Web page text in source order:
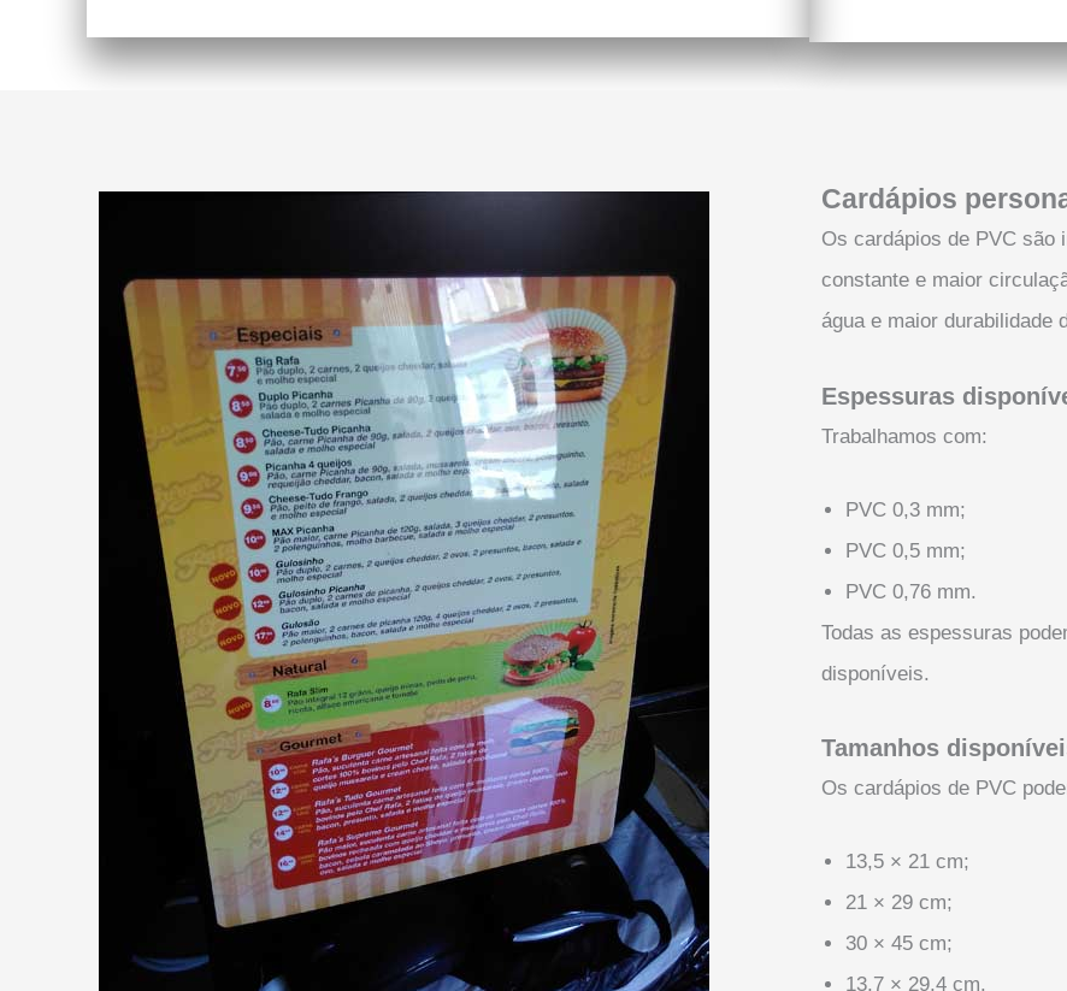
Cardápios
Os cardápios de PVC são
constante e maior
água e maior durabilidade
Espessuras
Trabalhamos com:
PVC 0,3 mm;
PVC 0,5 mm;
PVC 0,76 mm.
Todas as espessuras
disponíveis.
Tamanhos
Os cardápios de PVC
13,5 × 21 cm;
21 × 29 cm;
30 × 45 cm;
13,7 × 29,4 cm.